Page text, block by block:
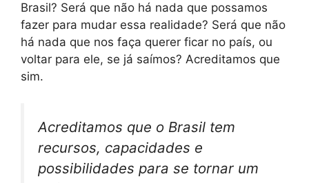
Brasil? Será que não há nada que possamos
fazer para mudar essa realidade? Será que não
há nada que nos faça querer ficar no país, ou
voltar para ele, se já saímos? Acreditamos que
sim.
Acreditamos que o Brasil tem
recursos, capacidades e
possibilidades para se tornar um